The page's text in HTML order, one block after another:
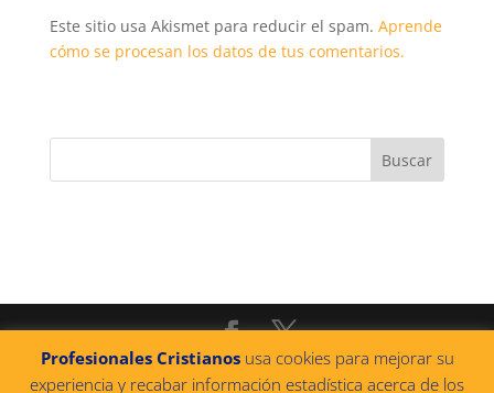
Este sitio usa Akismet para reducir el spam. Aprende
cómo se procesan los datos de tus comentarios.
@2022 PROFESIONALES CRISTIANOS |Política de
Profesionales Cristianosusa cookies para mejorar su
experiencia y recabar información estadística acerca de los